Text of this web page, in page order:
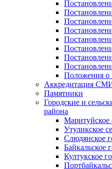
Положения о
Аккредитация
Памятники
Городские и
района
Маритуйское
Утуликское
Слюдянское
Байкальское
Култукское